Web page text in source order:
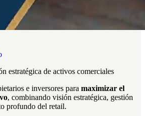
estratégica de activos comerciales
e inversores para maximizar el
, combinando visión estratégica, gestión
profundo del retail.